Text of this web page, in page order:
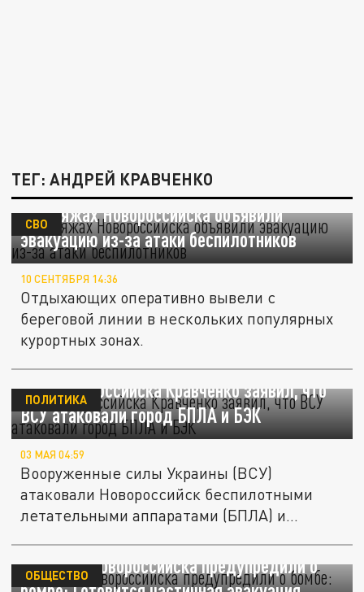
ТЕГ: АНДРЕЙ КРАВЧЕНКО
На пляжах Новороссийска объявили
эвакуацию из-за атаки беспилотников
СВО
10 СЕНТЯБРЯ 14:36
Отдыхающих оперативно вывели с
береговой линии в нескольких популярных
курортных зонах.
Мэр Новороссийска Кравченко заявил, что
ВСУ атаковали город БПЛА и БЭК
ПОЛИТИКА
03 МАЯ 04:59
Вооруженные силы Украины (ВСУ)
атаковали Новороссийск беспилотными
летательными аппаратами (БПЛА) и...
Жителей Новороссийска предупредили о
ОБЩЕСТВО